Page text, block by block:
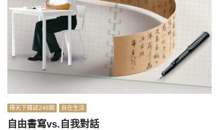
禪天下雜誌248期 自在生活
自由書寫vs.自我對話